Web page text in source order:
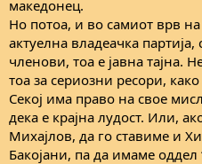
македонец.
Но потоа, и во самиот врв
актуелна владеачка
членови, тоа е јавна тајна.
тоа за сериозни ресори,
Секој има право на свое
дека е крајна лудост. Или,
Михајлов, да го ставиме и
Бакојани, па да имаме оддел